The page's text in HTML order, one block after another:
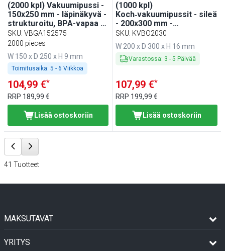
(2000 kpl) Vakuumipussi -
150x250 mm - läpinäkyvä -
strukturoitu, BPA-vapaa -
75 µm
SKU: VBGA152575
2000 pieces
W 150 x D 250 x H 9 mm
Toimitusaika: 5 - 6 Viikkoa
104,99 €*
RRP 189,99 €
Lisää ostoskoriin
(1000 kpl)
Koch‑vakuumipussit - sileä
- 200x300 mm -
ammattikäyttöön
SKU: KVBO2030
W 200 x D 300 x H 16 mm
Varastossa: 3 -5 Päivää
107,99 €*
RRP 199,99 €
Lisää ostoskoriin
41 Tuotteet
MAKSUTAVAT
YRITYS